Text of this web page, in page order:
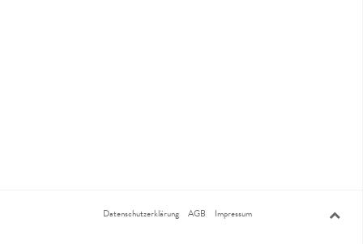
Datenschutzerklärung AGB Impressum